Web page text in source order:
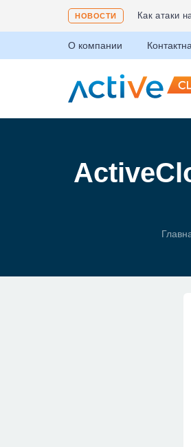
НОВОСТИ Как атаки
О компании